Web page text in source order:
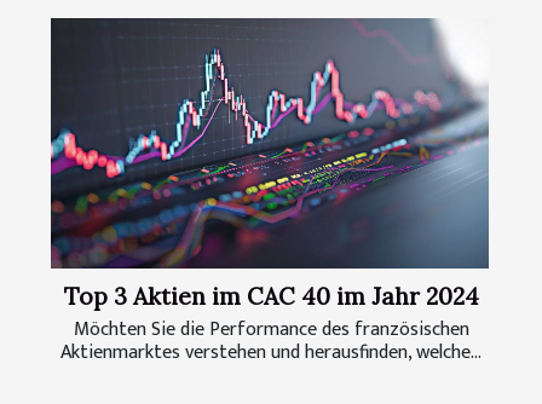
Top 3 Aktien im CAC 40 im Jahr 2024
Möchten Sie die Performance des französischen
Aktienmarktes verstehen und herausfinden, welche...